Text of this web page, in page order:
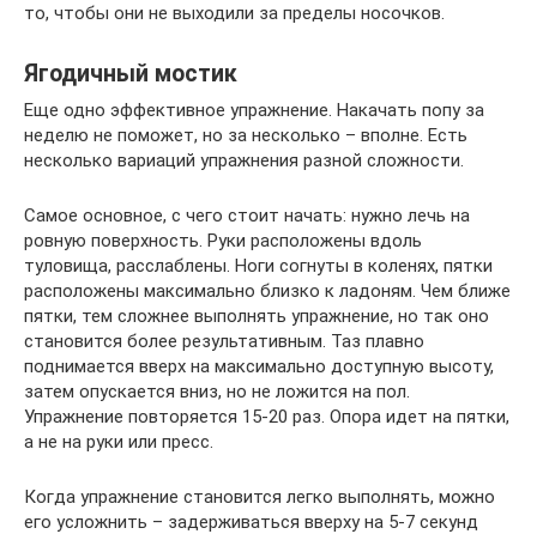
то, чтобы они не выходили за пределы носочков.
Ягодичный мостик
Еще одно эффективное упражнение. Накачать попу за
неделю не поможет, но за несколько – вполне. Есть
несколько вариаций упражнения разной сложности.
Самое основное, с чего стоит начать: нужно лечь на
ровную поверхность. Руки расположены вдоль
туловища, расслаблены. Ноги согнуты в коленях, пятки
расположены максимально близко к ладоням. Чем ближе
пятки, тем сложнее выполнять упражнение, но так оно
становится более результативным. Таз плавно
поднимается вверх на максимально доступную высоту,
затем опускается вниз, но не ложится на пол.
Упражнение повторяется 15-20 раз. Опора идет на пятки,
а не на руки или пресс.
Когда упражнение становится легко выполнять, можно
его усложнить – задерживаться вверху на 5-7 секунд